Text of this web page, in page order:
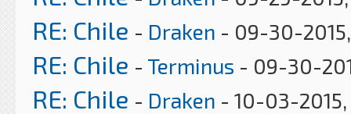
RE: Chile - Draken - 09-30-
RE: Chile - Terminus - 09-30-
RE: Chile - Draken - 10-03-2015,